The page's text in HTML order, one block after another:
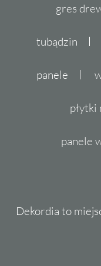
gres
tubądzin
panele
płytki
panele
Dekordia to